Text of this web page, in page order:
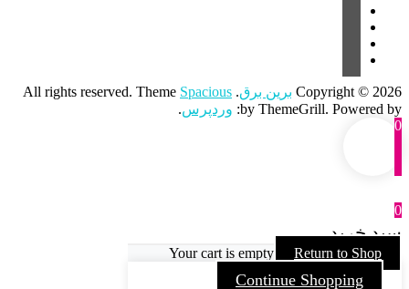
Copyright © 2026 برین برق. All rights reserved. Theme
Spacious
by ThemeGrill. Powered by: وردپرس.
0
0
سبد خرید
Your cart is empty Return to Shop
Continue Shopping